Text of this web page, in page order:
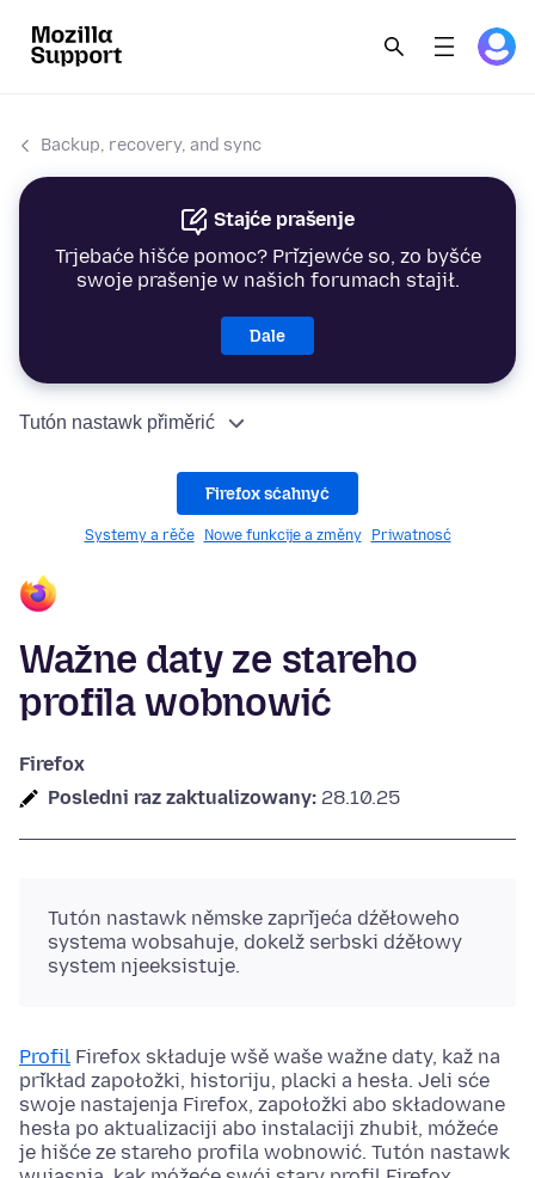
Backup, recovery, and sync
Stajće prašenje
Trjebaće hišće pomoc? Přizjewće so, zo byšće
swoje prašenje w našich forumach stajił.
Dale
Tutón nastawk přiměrić
Firefox sćahnyć
Systemy a rěče Nowe funkcije a změny Priwatnosć
Wažne daty ze stareho
profila wobnowić
Firefox
Posledni raz zaktualizowany: 28.10.25
Tutón nastawk němske zapřijeća dźěłoweho
systema wobsahuje, dokelž serbski dźěłowy
system njeeksistuje.
Profil Firefox składuje wšě waše wažne daty, kaž na
přikład zapołožki, historiju, placki a hesła. Jeli sće
swoje nastajenja Firefox, zapołožki abo składowane
hesła po aktualizaciji abo instalaciji zhubił, móžeće
je hišće ze stareho profila wobnowić. Tutón nastawk